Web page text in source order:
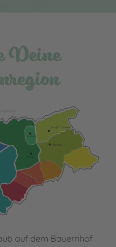
Deine
ÖSTERREICH
Bruneck
Sand in Taufers
Brixen
Mühlbach
auf dem Bauernhof